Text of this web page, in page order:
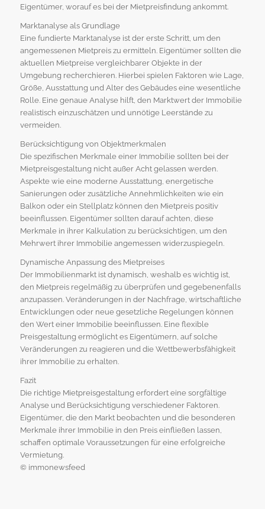
Eigentümer, worauf es bei der Mietpreisfindung ankommt.
Marktanalyse als Grundlage
Eine fundierte Marktanalyse ist der erste Schritt, um den
angemessenen Mietpreis zu ermitteln. Eigentümer sollten die
aktuellen Mietpreise vergleichbarer Objekte in der
Umgebung recherchieren. Hierbei spielen Faktoren wie Lage,
Größe, Ausstattung und Alter des Gebäudes eine wesentliche
Rolle. Eine genaue Analyse hilft, den Marktwert der Immobilie
realistisch einzuschätzen und unnötige Leerstände zu
vermeiden.
Berücksichtigung von Objektmerkmalen
Die spezifischen Merkmale einer Immobilie sollten bei der
Mietpreisgestaltung nicht außer Acht gelassen werden.
Aspekte wie eine moderne Ausstattung, energetische
Sanierungen oder zusätzliche Annehmlichkeiten wie ein
Balkon oder ein Stellplatz können den Mietpreis positiv
beeinflussen. Eigentümer sollten darauf achten, diese
Merkmale in ihrer Kalkulation zu berücksichtigen, um den
Mehrwert ihrer Immobilie angemessen widerzuspiegeln.
Dynamische Anpassung des Mietpreises
Der Immobilienmarkt ist dynamisch, weshalb es wichtig ist,
den Mietpreis regelmäßig zu überprüfen und gegebenenfalls
anzupassen. Veränderungen in der Nachfrage, wirtschaftliche
Entwicklungen oder neue gesetzliche Regelungen können
den Wert einer Immobilie beeinflussen. Eine flexible
Preisgestaltung ermöglicht es Eigentümern, auf solche
Veränderungen zu reagieren und die Wettbewerbsfähigkeit
ihrer Immobilie zu erhalten.
Fazit
Die richtige Mietpreisgestaltung erfordert eine sorgfältige
Analyse und Berücksichtigung verschiedener Faktoren.
Eigentümer, die den Markt beobachten und die besonderen
Merkmale ihrer Immobilie in den Preis einfließen lassen,
schaffen optimale Voraussetzungen für eine erfolgreiche
Vermietung.
© immonewsfeed